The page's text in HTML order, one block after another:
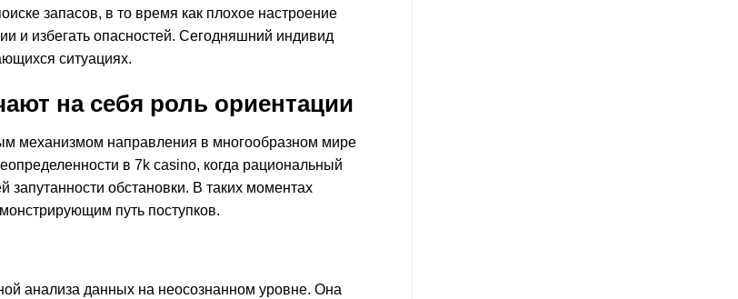
запасов, в то время как плохое настроение
и избегать опасностей. Сегодняшний индивид
ситуациях.
на себя роль ориентации
механизмом направления в многообразном мире
в 7k casino, когда рациональный
обстановки. В таких моментах
путь поступков.
анализа данных на неосознанном уровне. Она